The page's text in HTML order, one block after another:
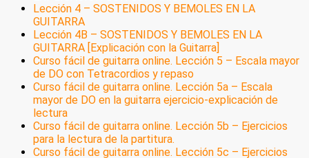
Lección 4 – SOSTENIDOS Y BEMOLES EN LA
GUITARRA
Lección 4B – SOSTENIDOS Y BEMOLES EN LA
GUITARRA [Explicación con la Guitarra]
Curso fácil de guitarra online. Lección 5 – Escala mayor
de DO con Tetracordios y repaso
Curso fácil de guitarra online. Lección 5a – Escala
mayor de DO en la guitarra ejercicio-explicación de
lectura
Curso fácil de guitarra online. Lección 5b – Ejercicios
para la lectura de la partitura.
Curso fácil de guitarra online. Lección 5c – Ejercicios